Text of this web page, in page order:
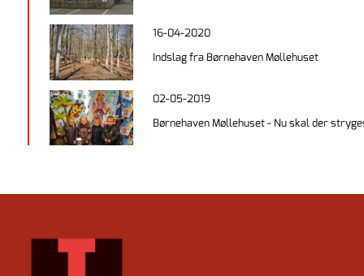
16-04-2020
Indslag fra Børnehaven Møllehuset
02-05-2019
Børnehaven Møllehuset - Nu skal der